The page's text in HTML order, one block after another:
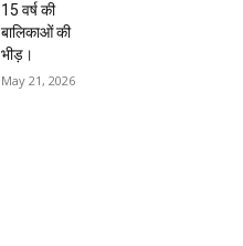
15 वर्ष की
बालिकाओं की
भीड़।
May 21, 2026